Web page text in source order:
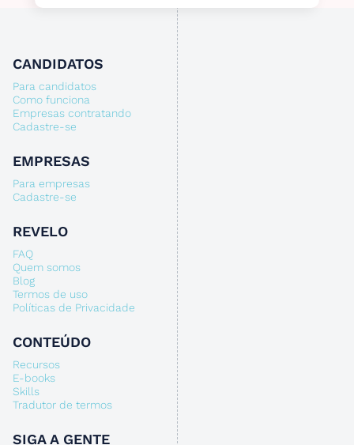
CANDIDATOS
Para candidatos
Como funciona
Empresas contratando
Cadastre-se
EMPRESAS
Para empresas
Cadastre-se
REVELO
FAQ
Quem somos
Blog
Termos de uso
Políticas de Privacidade
CONTEÚDO
Recursos
E-books
Skills
Tradutor de termos
SIGA A GENTE